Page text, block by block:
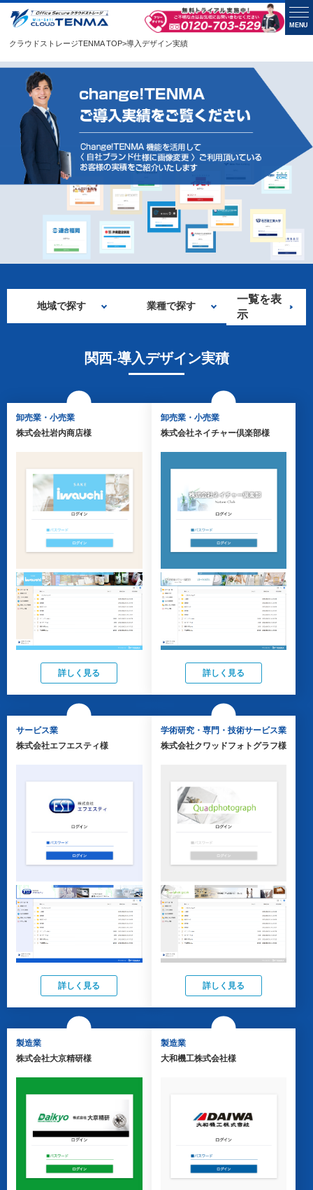
クラウドストレージTENMA TOP>導入デザイン実績
地域で探す
中国・四国
九州・沖縄
業種で探す
サービス業
電気・ガス・熱供給・水
道業
一覧を表
示
関西-導入デザイン実積
卸売業・小売業
株式会社岩内商店様
詳しく見る
卸売業・小売業
株式会社ネイチャー倶楽部様
詳しく見る
サービス業
株式会社エフエスティ様
詳しく見る
学術研究・専門・技術サービス業
株式会社クワッドフォトグラフ様
詳しく見る
製造業
株式会社大京精研様
製造業
大和機工株式会社様
MENU